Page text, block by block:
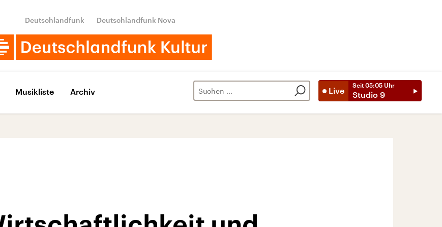
Deutschlandfunk Deutschlandfunk Nova
Live
Seit 05:05 Uhr
Studio 9
Musikliste Archiv